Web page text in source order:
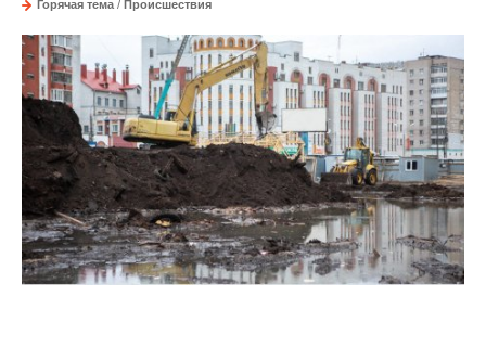
Горячая тема / Происшествия